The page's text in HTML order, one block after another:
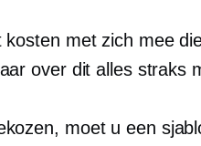
met zich mee
over dit alles straks
moet u een